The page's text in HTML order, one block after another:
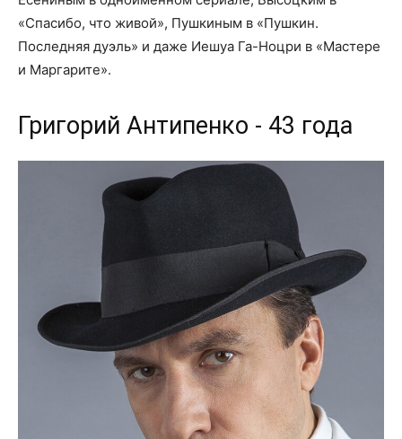
«Спасибо, что живой», Пушкиным в «Пушкин.
Последняя дуэль» и даже Иешуа Га-Ноцри в «Мастере
и Маргарите».
Григорий Антипенко - 43 года